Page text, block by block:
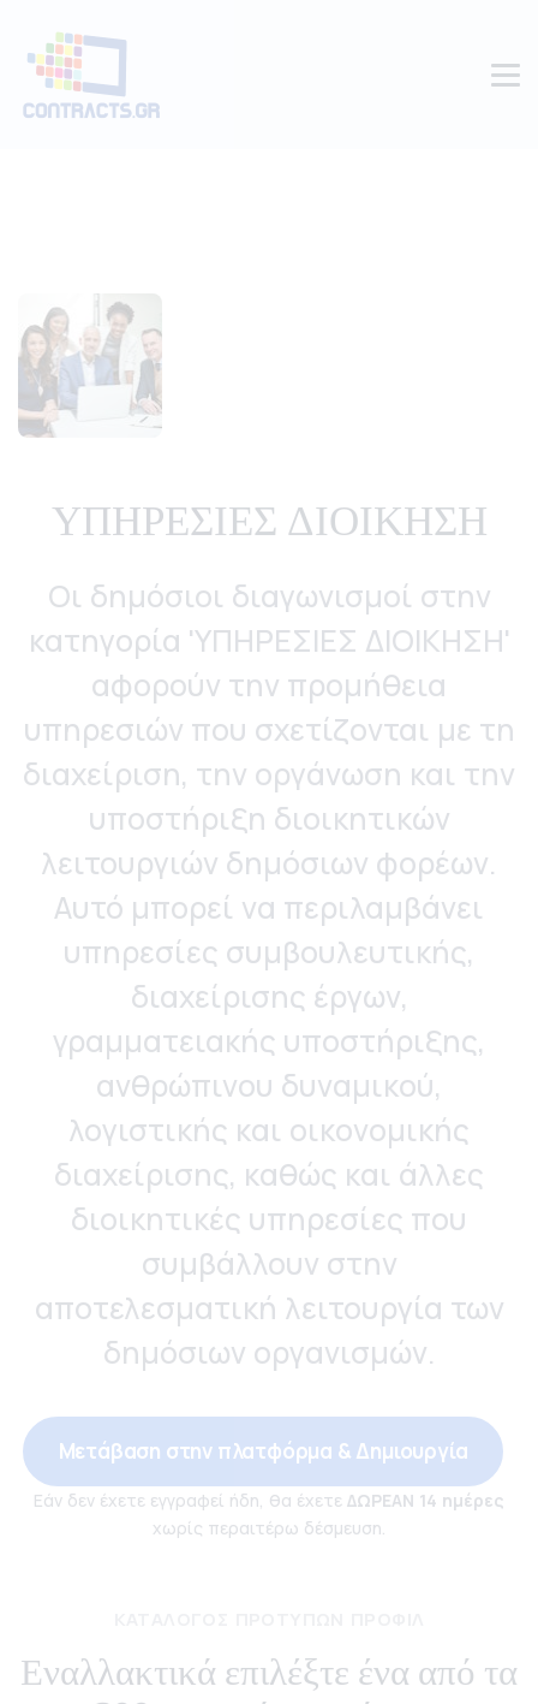
ΥΠΗΡΕΣΙΕΣ ΔΙΟΙΚΗΣΗ
Οι δημόσιοι διαγωνισμοί στην
κατηγορία 'ΥΠΗΡΕΣΙΕΣ ΔΙΟΙΚΗΣΗ'
αφορούν την προμήθεια
υπηρεσιών που σχετίζονται με τη
διαχείριση, την οργάνωση και την
υποστήριξη διοικητικών
λειτουργιών δημόσιων φορέων.
Αυτό μπορεί να περιλαμβάνει
υπηρεσίες συμβουλευτικής,
διαχείρισης έργων,
γραμματειακής υποστήριξης,
ανθρώπινου δυναμικού,
λογιστικής και οικονομικής
διαχείρισης, καθώς και άλλες
διοικητικές υπηρεσίες που
συμβάλλουν στην
αποτελεσματική λειτουργία των
δημόσιων οργανισμών.
Μετάβαση στην πλατφόρμα & Δημιουργία
Εάν δεν έχετε εγγραφεί ήδη, θα έχετε ΔΩΡΕΑΝ 14 ημέρες
χωρίς περαιτέρω δέσμευση.
Εναλλακτικά επιλέξτε ένα από τα